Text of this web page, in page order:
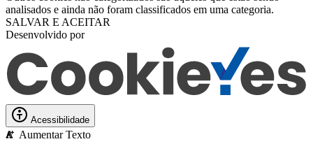
analisados ​​e ainda não foram classificados em uma categoria.
SALVAR E ACEITAR
Desenvolvido por
Acessibilidade
A Aumentar Texto